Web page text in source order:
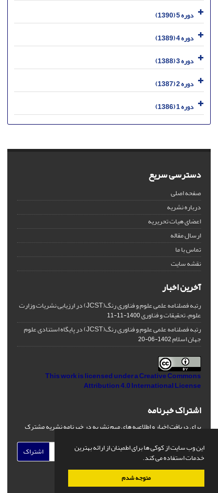
این وب سایت از کوکی ها برای اطمینان از ارائه بهترین
خدمات استفاده می کند.
متوجه شدم
دوره 5 (1390)
دوره 4 (1389)
دوره 3 (1388)
دوره 2 (1387)
دوره 1 (1386)
دسترسی سریع
صفحه اصلی
درباره نشریه
اعضای هیات تحریریه
ارسال مقاله
تماس با ما
نقشه سایت
آخرین اخبار
رتبه فصلنامه علمی علوم و فناوری رنگ(JCST) در ارزیابی نشریات وزارت
علوم، تحقیقات و فناوری1400-11-11
رتبه فصلنامه علمی علوم و فناوری رنگ(JCST) در پایگاه استنادی علوم
جهان اسلام1402-06-20
This work is licensed under aCreative Commons
Attribution 4.0 International License
اشتراک خبرنامه
برای دریافت اخبار و اطلاعیه های مهم نشریه در خبرنامه نشریه مشترک
اشتراک